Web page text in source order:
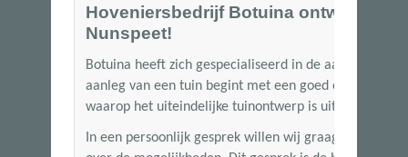
Hoveniersbedrijf Botuina ontwerpt al
Nunspeet!
Botuina heeft zich gespecialiseerd in de aanleg van
aanleg van een tuin begint met een goed en
waarop het uiteindelijke tuinontwerp is uitgewerkt.
In een persoonlijk gesprek willen wij graag uw